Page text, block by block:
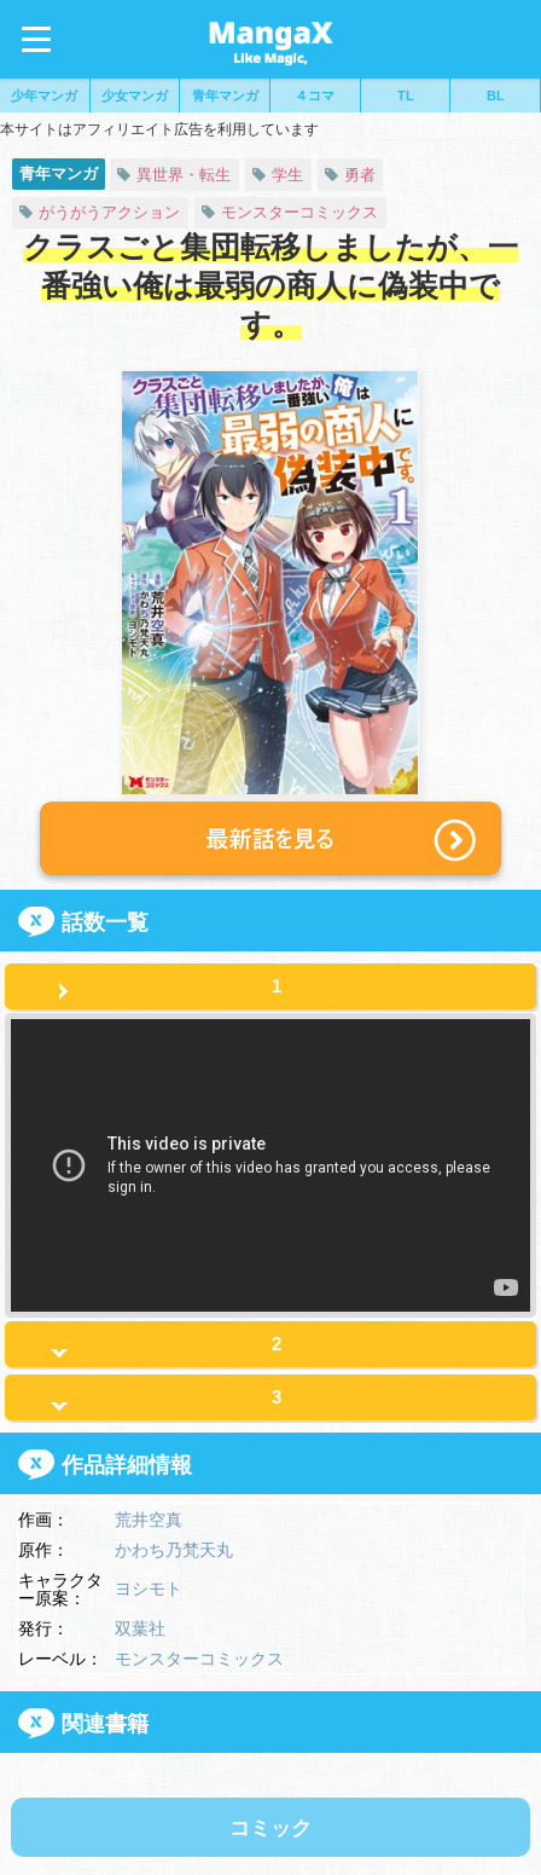
少年マンガ 少女マンガ 青年マンガ ４コマ TL BL
本サイトはアフィリエイト広告を利用しています
青年マンガ 異世界・転生 学生 勇者
がうがうアクション モンスターコミックス
クラスごと集団転移しましたが、一
番強い俺は最弱の商人に偽装中で
す。
話数一覧
1
2
3
作品詳細情報
作画：
荒井空真
原作：
かわち乃梵天丸
キャラクタ
ー原案：
ヨシモト
発行：
双葉社
レーベル：
モンスターコミックス
関連書籍
コミック